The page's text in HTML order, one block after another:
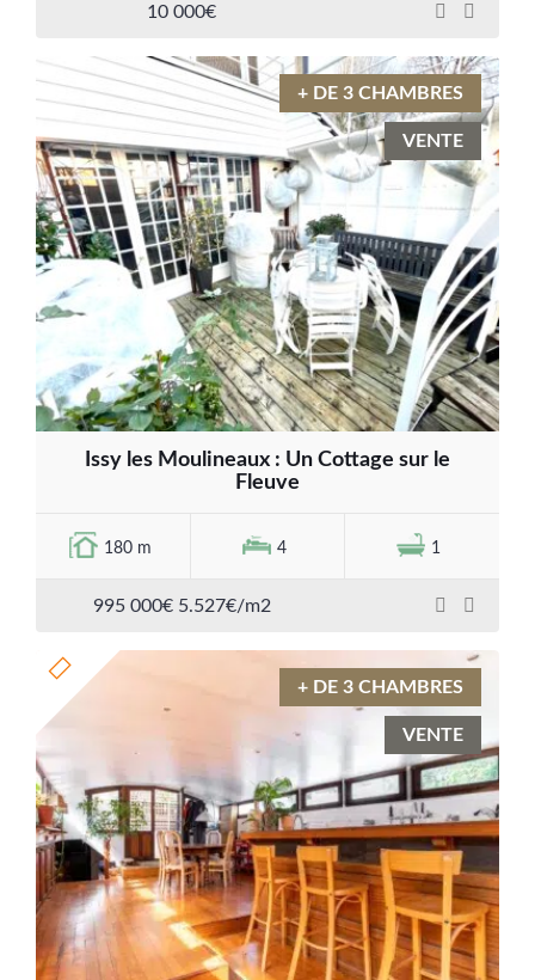
10 000€
+ DE 3 CHAMBRES
VENTE
Issy les Moulineaux : Un Cottage sur le
Fleuve
180 m 4 1
995 000€ 5.527€/m2
+ DE 3 CHAMBRES
VENTE